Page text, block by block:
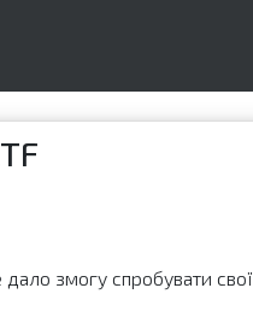
дало змогу спробувати свої